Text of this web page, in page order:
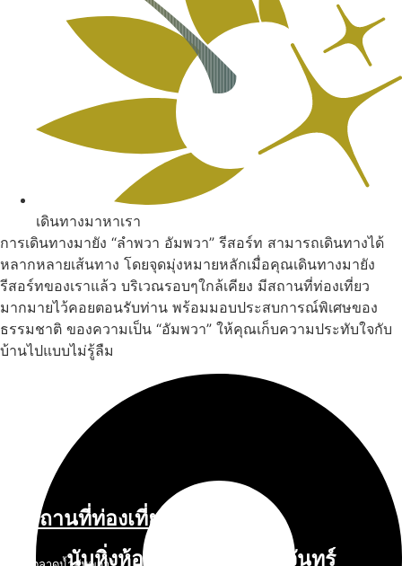
นับหิ่งห้อย ร้อยลำพู ดูพระจันทร์
เดินทางมาหาเรา
การเดินทางมายัง “ลำพวา อัมพวา” รีสอร์ท สามารถเดินทางได้
หลากหลายเส้นทาง โดยจุดมุ่งหมายหลักเมื่อคุณเดินทางมายัง
รีสอร์ทของเราแล้ว บริเวณรอบๆใกล้เคียง มีสถานที่ท่องเที่ยว
มากมายไว้คอยตอนรับท่าน พร้อมมอบประสบการณ์พิเศษของ
ธรรมชาติ ของความเป็น “อัมพวา” ให้คุณเก็บความประทับใจกับ
บ้านไปแบบไม่รู้ลืม
สถานที่ท่องเที่ยวรอบรีสอร์ท